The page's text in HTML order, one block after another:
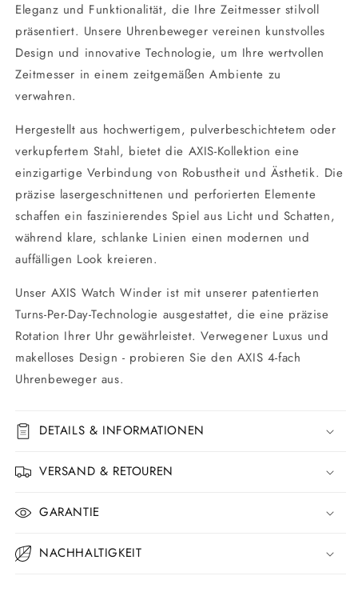
Eleganz und Funktionalität, die Ihre Zeitmesser stilvoll
präsentiert. Unsere Uhrenbeweger vereinen kunstvolles
Design und innovative Technologie, um Ihre wertvollen
Zeitmesser in einem zeitgemäßen Ambiente zu
verwahren.
Hergestellt aus hochwertigem, pulverbeschichtetem oder
verkupfertem Stahl, bietet die AXIS-Kollektion eine
einzigartige Verbindung von Robustheit und Ästhetik. Die
präzise lasergeschnittenen und perforierten Elemente
schaffen ein faszinierendes Spiel aus Licht und Schatten,
während klare, schlanke Linien einen modernen und
auffälligen Look kreieren.
Unser AXIS Watch Winder ist mit unserer patentierten
Turns-Per-Day-Technologie ausgestattet, die eine präzise
Rotation Ihrer Uhr gewährleistet. Verwegener Luxus und
makelloses Design - probieren Sie den AXIS 4-fach
Uhrenbeweger aus.
DETAILS & INFORMATIONEN
VERSAND & RETOUREN
GARANTIE
NACHHALTIGKEIT